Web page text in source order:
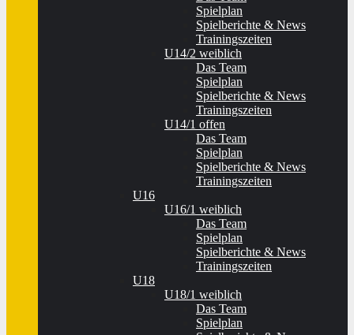
Spielplan
Spielberichte & News
Trainingszeiten
U14/2 weiblich
Das Team
Spielplan
Spielberichte & News
Trainingszeiten
U14/1 offen
Das Team
Spielplan
Spielberichte & News
Trainingszeiten
U16
U16/1 weiblich
Das Team
Spielplan
Spielberichte & News
Trainingszeiten
U18
U18/1 weiblich
Das Team
Spielplan